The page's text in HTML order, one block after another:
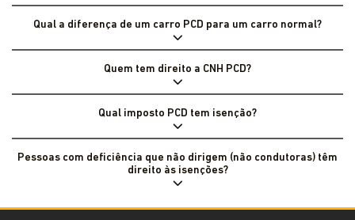
Qual a diferença de um carro PCD para um carro normal?
Quem tem direito a CNH PCD?
Qual imposto PCD tem isenção?
Pessoas com deficiência que não dirigem (não condutoras) têm
direito às isenções?